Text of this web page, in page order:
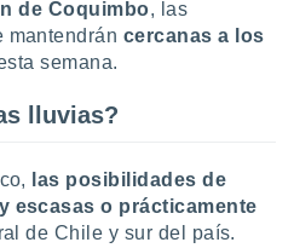
de Coquimbo, las
mantendrán cercanas a los
semana.
lluvias?
las posibilidades de
escasas o prácticamente
de Chile y sur del país.